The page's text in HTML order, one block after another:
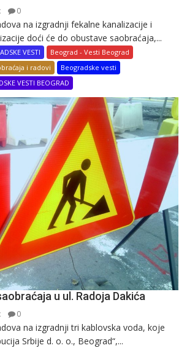
0
na izgradnji fekalne kanalizacije i
doći će do obustave saobraćaja,...
VESTI
Beograd - Vesti Beograd
i radovi
Beogradske vesti
VESTI BEOGRAD
u ul. Radoja Dakića
0
na izgradnji tri kablovska voda, koje
Srbije d. o. o., Beograd“,...